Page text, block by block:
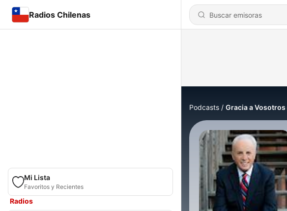
Radios Chilenas
Mi Lista
Favoritos y Recientes
Radios
Podcasts Gracia a